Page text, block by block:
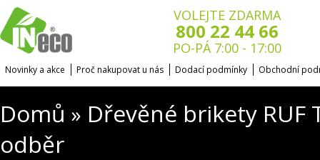
VOLEJTE ZDARMA
800 22 44 66
PO-PÁ 7:00 - 17:00
Novinky a akce Proč nakupovat u nás Dodací podmínky Obchodní
Domů » Dřevěné brikety RUF
odběr